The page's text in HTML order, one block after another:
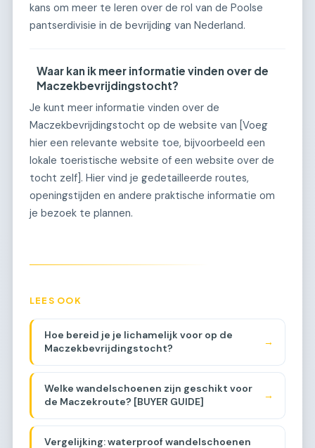
kans om meer te leren over de rol van de Poolse
pantserdivisie in de bevrijding van Nederland.
Waar kan ik meer informatie vinden over de
Maczekbevrijdingstocht?
Je kunt meer informatie vinden over de
Maczekbevrijdingstocht op de website van [Voeg
hier een relevante website toe, bijvoorbeeld een
lokale toeristische website of een website over de
tocht zelf]. Hier vind je gedetailleerde routes,
openingstijden en andere praktische informatie om
je bezoek te plannen.
LEES OOK
Hoe bereid je je lichamelijk voor op de
Maczekbevrijdingstocht?
→
Welke wandelschoenen zijn geschikt voor
de Maczekroute? [BUYER GUIDE]
→
Vergelijking: waterproof wandelschoenen